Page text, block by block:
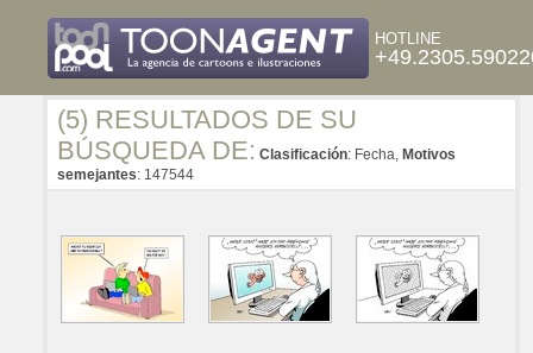
HOTLINE
(5) RESULTADOS DE SU
BÚSQUEDA DE: Clasificación: Fecha, Motivos
semejantes: 147544